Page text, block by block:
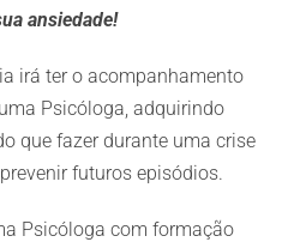
ansiedade!
irá ter o acompanhamento
Psicóloga, adquirindo
que fazer durante uma crise
futuros episódios.
Psicóloga com formação